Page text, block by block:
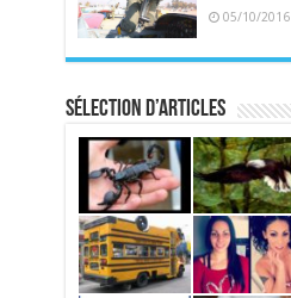
05/10/2016
Sélection d’articles